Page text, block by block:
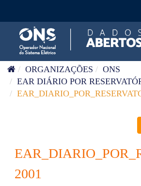
ORGANIZAÇÕES
ONS
EAR DIÁRIO POR
2001